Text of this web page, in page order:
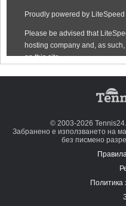
© 2003-2026
Забранено е използването на
без писмено
Политика